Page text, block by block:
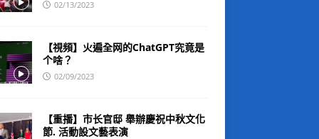
02/13/2023
【視頻】火遍全网的ChatGPT究竟是
个啥？
02/09/2023
【重播】市长官邸 舉辦慶祝中秋文化
節. 活動設文藝表演